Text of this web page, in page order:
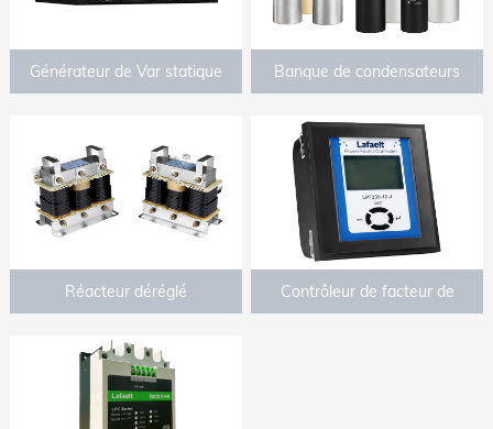
Générateur de Var statique Banque de condensateurs
Réacteur déréglé Contrôleur de facteur de